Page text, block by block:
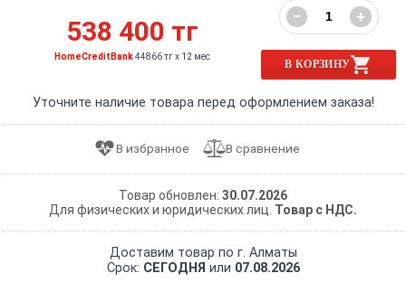
538 400 тг
HomeCreditBank44866 тг x 12 мес
− +
В КОРЗИНУ
Уточните наличие товара перед оформлением заказа!
Товар обновлен: 30.07.2026
Для физических и юридических лиц. Товар с НДС.
Доставим товар по г. Алматы
Срок: СЕГОДНЯ или 07.08.2026